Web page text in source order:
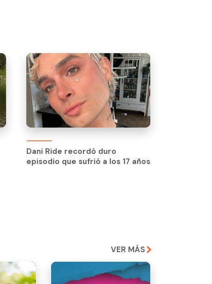
Dani Ride recordó duro
episodio que sufrió a los 17 años
VER MÁS